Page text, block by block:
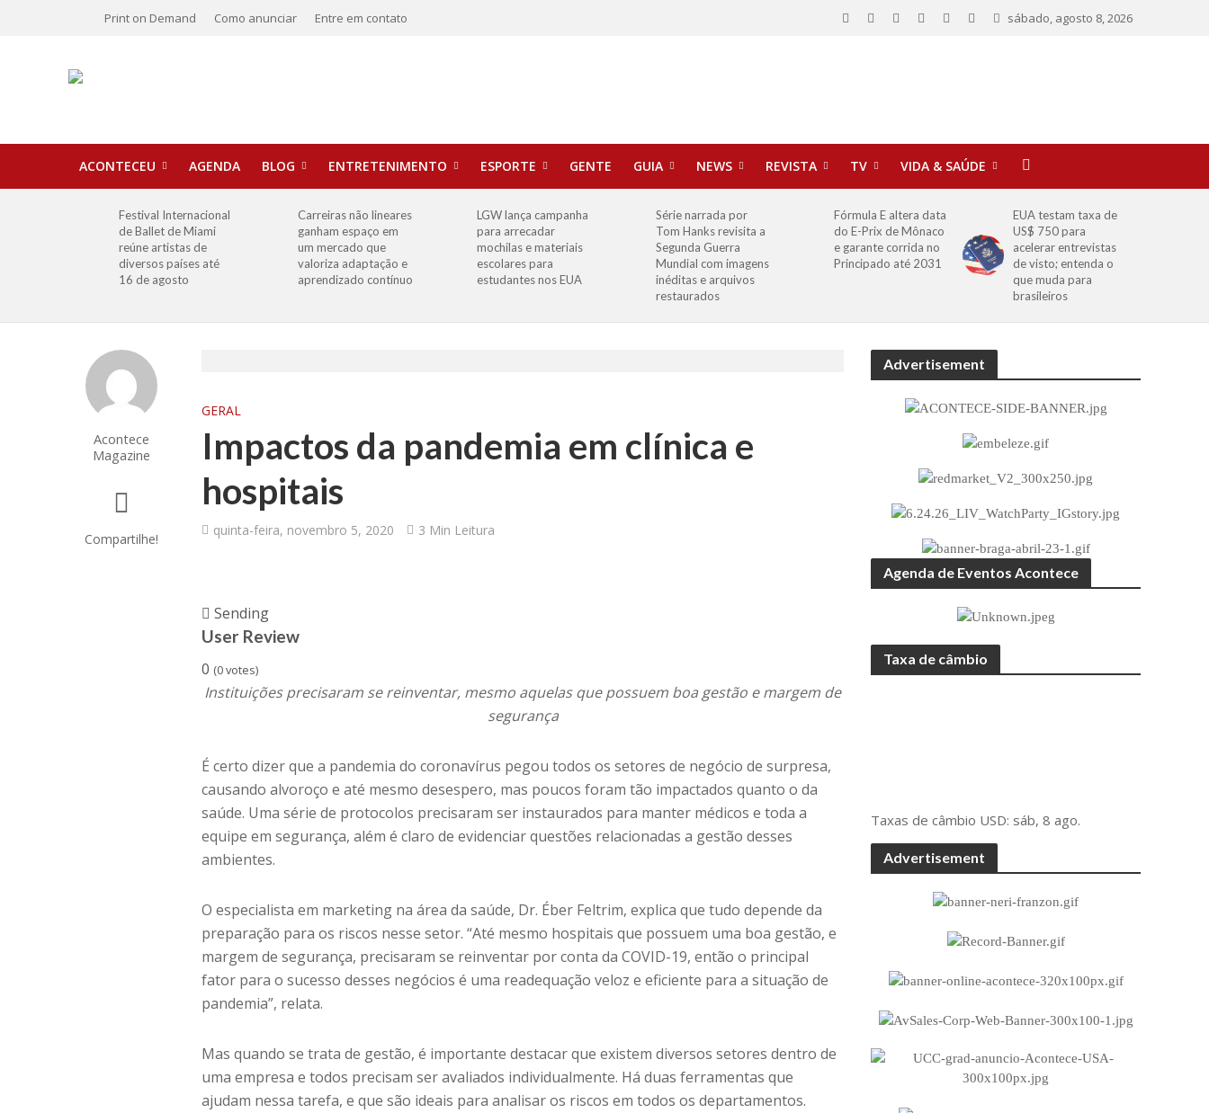
Print on Demand Como anunciar Entre em contato sábado, agosto 8, 2026
ACONTECEU AGENDA BLOG ENTRETENIMENTO ESPORTE GENTE GUIA NEWS REVISTA TV VIDA & SAÚDE
Festival Internacional
de Ballet de Miami
reúne artistas de
diversos países até
16 de agosto
Carreiras não lineares
ganham espaço em
um mercado que
valoriza adaptação e
aprendizado contínuo
LGW lança campanha
para arrecadar
mochilas e materiais
escolares para
estudantes nos EUA
Série narrada por
Tom Hanks revisita a
Segunda Guerra
Mundial com imagens
inéditas e arquivos
restaurados
Fórmula E altera data
do E-Prix de Mônaco
e garante corrida no
Principado até 2031
EUA testam taxa de
US$ 750 para
acelerar entrevistas
de visto; entenda o
que muda para
brasileiros
Acontece
Magazine
Compartilhe!
GERAL
Impactos da pandemia em clínica e
hospitais
quinta-feira, novembro 5, 2020 3 Min Leitura
Sending
User Review
0 (0votes)
Instituições precisaram se reinventar, mesmo aquelas que possuem boa gestão e margem de
segurança
É certo dizer que a pandemia do coronavírus pegou todos os setores de negócio de surpresa,
causando alvoroço e até mesmo desespero, mas poucos foram tão impactados quanto o da
saúde. Uma série de protocolos precisaram ser instaurados para manter médicos e toda a
equipe em segurança, além é claro de evidenciar questões relacionadas a gestão desses
ambientes.
O especialista em marketing na área da saúde, Dr. Éber Feltrim, explica que tudo depende da
preparação para os riscos nesse setor. “Até mesmo hospitais que possuem uma boa gestão, e
margem de segurança, precisaram se reinventar por conta da COVID-19, então o principal
fator para o sucesso desses negócios é uma readequação veloz e eficiente para a situação de
pandemia”, relata.
Mas quando se trata de gestão, é importante destacar que existem diversos setores dentro de
uma empresa e todos precisam ser avaliados individualmente. Há duas ferramentas que
ajudam nessa tarefa, e que são ideais para analisar os riscos em todos os departamentos.
Advertisement
Agenda de Eventos Acontece
Taxa de câmbio
Taxas de câmbio USD: sáb, 8 ago.
Advertisement